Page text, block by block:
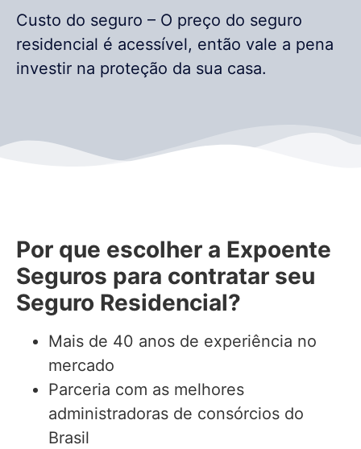
Custo do seguro – O preço do seguro
residencial é acessível, então vale a pena
investir na proteção da sua casa.
Por que escolher a Expoente
Seguros para contratar seu
Seguro Residencial?
Mais de 40 anos de experiência no
mercado
Parceria com as melhores
administradoras de consórcios do
Brasil